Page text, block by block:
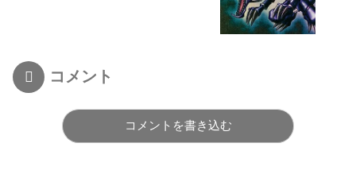
コメント
コメントを書き込む